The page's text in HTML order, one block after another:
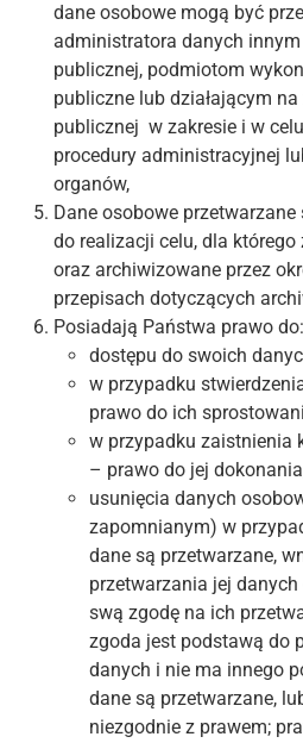
dane osobowe mogą być
administratora danych
publicznej, podmiotom
publiczne lub działającym
publicznej w zakresie i w
procedury administracyjnej
organów,
Dane osobowe
do realizacji celu, dla którego
oraz archiwizowane przez
przepisach dotyczących
Posiadają Państwa prawo do:
dostępu do swoich
w przypadku
prawo do ich
w przypadku zaistnienia
– prawo do jej
usunięcia danych
zapomnianym) w
dane są przetwarzane,
przetwarzania jej
swą zgodę na ich
zgoda jest podstawą do
danych i nie ma innego
dane są przetwarzane,
niezgodnie z prawem;